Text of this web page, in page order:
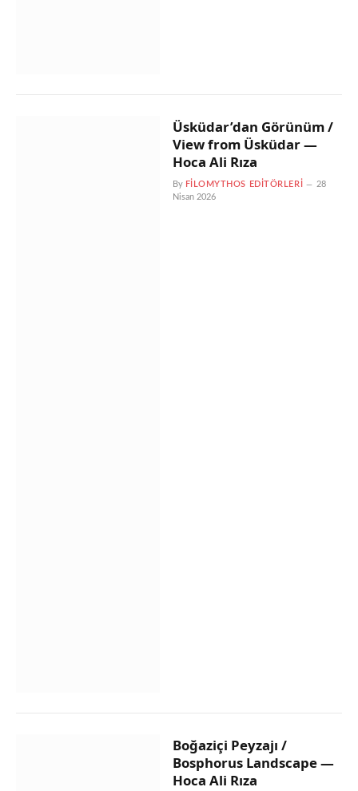
Üsküdar’dan Görünüm /
View from Üsküdar —
Hoca Ali Rıza
By FILOMYTHOS EDITÖRLERI
28
Nisan 2026
Boğaziçi Peyzajı /
Bosphorus Landscape —
Hoca Ali Rıza